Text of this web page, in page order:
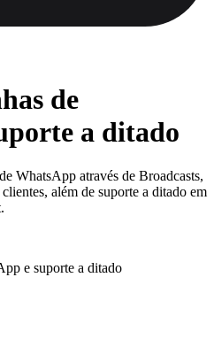
de
a ditado
WhatsApp através de Broadcasts,
além de suporte a ditado em